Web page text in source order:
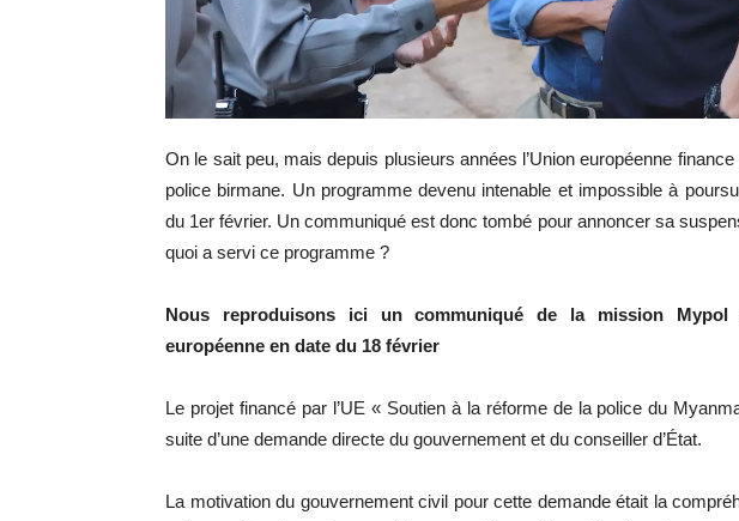
On le sait peu, mais depuis plusieurs années l’Union européenne
police birmane. Un programme devenu intenable et impossible à
du 1er février. Un communiqué est donc tombé pour annoncer sa
quoi a servi ce programme ?
Nous reproduisons ici un communiqué de la mission Mypol
européenne en date du 18 février
Le projet financé par l’UE « Soutien à la réforme de la police du
suite d’une demande directe du gouvernement et du conseiller d’État.
La motivation du gouvernement civil pour cette demande était la